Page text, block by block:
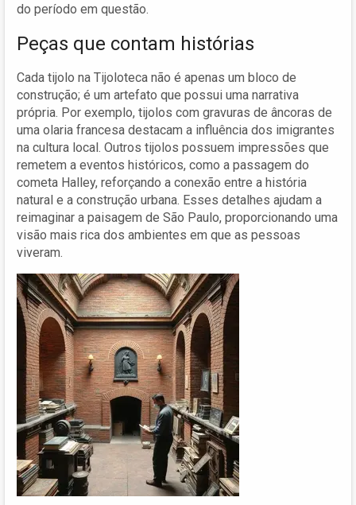
do período em questão.
Peças que contam histórias
Cada tijolo na Tijoloteca não é apenas um bloco de
construção; é um artefato que possui uma narrativa
própria. Por exemplo, tijolos com gravuras de âncoras de
uma olaria francesa destacam a influência dos imigrantes
na cultura local. Outros tijolos possuem impressões que
remetem a eventos históricos, como a passagem do
cometa Halley, reforçando a conexão entre a história
natural e a construção urbana. Esses detalhes ajudam a
reimaginar a paisagem de São Paulo, proporcionando uma
visão mais rica dos ambientes em que as pessoas
viveram.